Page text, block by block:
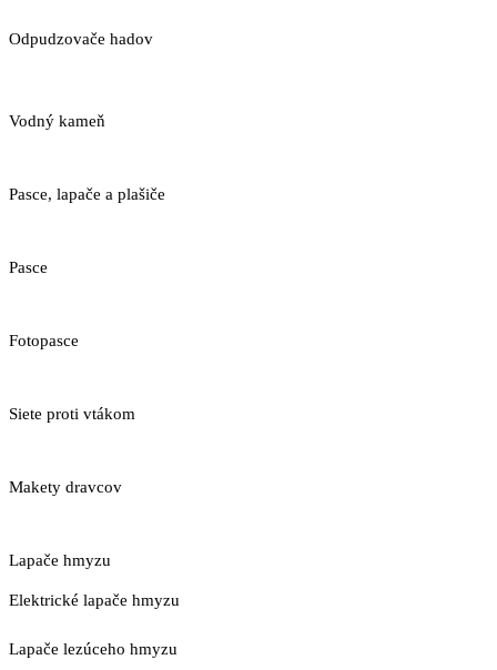
Odpudzovače hadov
Vodný kameň
Pasce, lapače a plašiče
Pasce
Fotopasce
Siete proti vtákom
Makety dravcov
Lapače hmyzu
Elektrické lapače hmyzu
Lapače lezúceho hmyzu